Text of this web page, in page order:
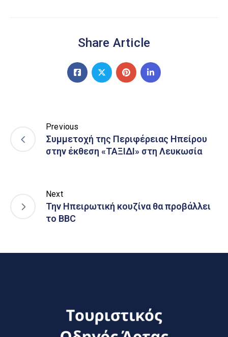
Share Article
Previous
Συμμετοχή της Περιφέρειας Ηπείρου
στην έκθεση «ΤΑΞΙΔΙ» στη Λευκωσία
Next
Την Ηπειρωτική κουζίνα θα προβάλλει
το BBC